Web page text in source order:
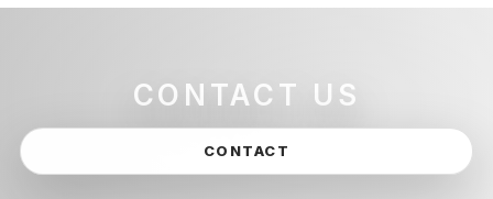
CONTACT US
CONTACT